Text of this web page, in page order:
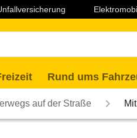
Rund ums
auf der Straße